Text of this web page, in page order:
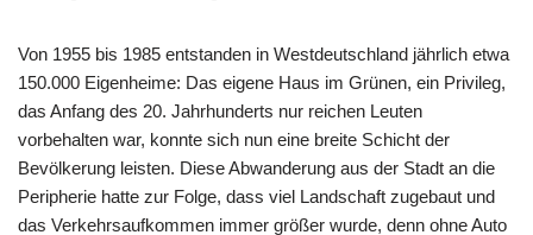
Von 1955 bis 1985 entstanden in Westdeutschland jährlich etwa
150.000 Eigenheime: Das eigene Haus im Grünen, ein Privileg,
das Anfang des 20. Jahrhunderts nur reichen Leuten
vorbehalten war, konnte sich nun eine breite Schicht der
Bevölkerung leisten. Diese Abwanderung aus der Stadt an die
Peripherie hatte zur Folge, dass viel Landschaft zugebaut und
das Verkehrsaufkommen immer größer wurde, denn ohne Auto